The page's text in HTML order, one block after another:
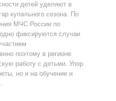
детей уделяют в
купального сезона. По
МЧС России по
фиксируются случаи
поэтому в регионе
работу с детьми. Упор
но и на обучение и